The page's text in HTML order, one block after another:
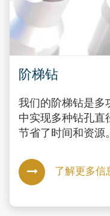
阶梯钻
我们的阶梯钻是多
中实现多种钻孔直
节省了时间和资源。
了解更多信